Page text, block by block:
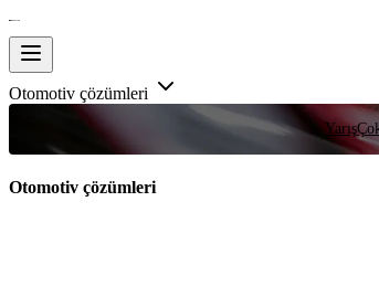
Otomotiv çözümleri
Yarış
Otomotiv çözümleri